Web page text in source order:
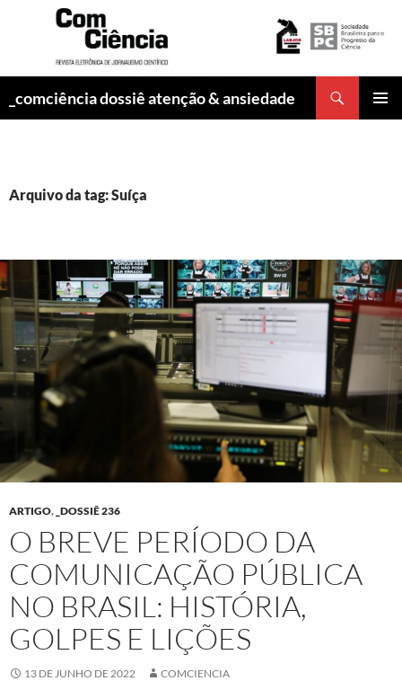
_comciência dossiê atenção & ansiedade
Arquivo da tag: Suíça
ARTIGO, _DOSSIÊ 236
O BREVE PERÍODO DA
COMUNICAÇÃO PÚBLICA
NO BRASIL: HISTÓRIA,
GOLPES E LIÇÕES
13 DE JUNHO DE 2022 COMCIENCIA